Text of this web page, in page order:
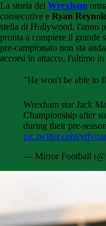
La storia del Wrexham
consecutive e Ryan
stella di Hollywood, l'anno
pronta a compiere il grande
pre-campionato non sta
accorsi in attacco, l'ultimo
"He won't be able to
Wrexham star Jack
Championship after
during their pre-
pic.twitter.com/
— Mirror Football